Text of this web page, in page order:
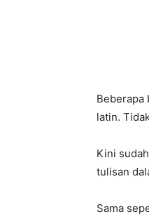
Beberapa
latin.
Kini
tulisan
Sama